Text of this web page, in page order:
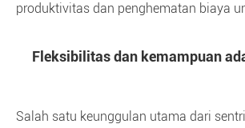
produktivitas dan penghematan biaya
Fleksibilitas dan kemampuan
Salah satu keunggulan utama dari